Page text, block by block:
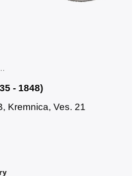
- 1848)
Kremnica, Ves. 21